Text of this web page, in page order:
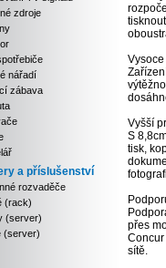
zdroje
nářadí
zábava
a příslušenství
rozvaděče
(rack)
(server)
(server)
Vyšší
S
tisk,
přes
sítě.